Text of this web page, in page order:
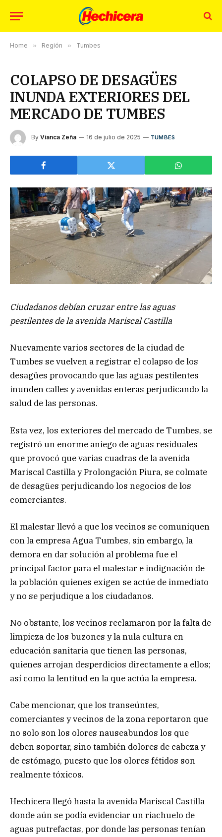
Home » Región » Tumbes
COLAPSO DE DESAGÜES
INUNDA EXTERIORES DEL
MERCADO DE TUMBES
By Vianca Zeña 16 de julio de 2025 TUMBES
Ciudadanos debían cruzar entre las aguas
pestilentes de la avenida Mariscal Castilla
Nuevamente varios sectores de la ciudad de
Tumbes se vuelven a registrar el colapso de los
desagües provocando que las aguas pestilentes
inunden calles y avenidas enteras perjudicando la
salud de las personas.
Esta vez, los exteriores del mercado de Tumbes, se
registró un enorme aniego de aguas residuales
que provocó que varias cuadras de la avenida
Mariscal Castilla y Prolongación Piura, se colmate
de desagües perjudicando los negocios de los
comerciantes.
El malestar llevó a que los vecinos se comuniquen
con la empresa Agua Tumbes, sin embargo, la
demora en dar solución al problema fue el
principal factor para el malestar e indignación de
la población quienes exigen se actúe de inmediato
y no se perjudique a los ciudadanos.
No obstante, los vecinos reclamaron por la falta de
limpieza de los buzones y la nula cultura en
educación sanitaria que tienen las personas,
quienes arrojan desperdicios directamente a ellos;
así como la lentitud en la que actúa la empresa.
Cabe mencionar, que los transeúntes,
comerciantes y vecinos de la zona reportaron que
no solo son los olores nauseabundos los que
deben soportar, sino también dolores de cabeza y
de estómago, puesto que los olores fétidos son
realmente tóxicos.
Hechicera llegó hasta la avenida Mariscal Castilla
donde aún se podía evidenciar un riachuelo de
aguas putrefactas, por donde las personas tenían